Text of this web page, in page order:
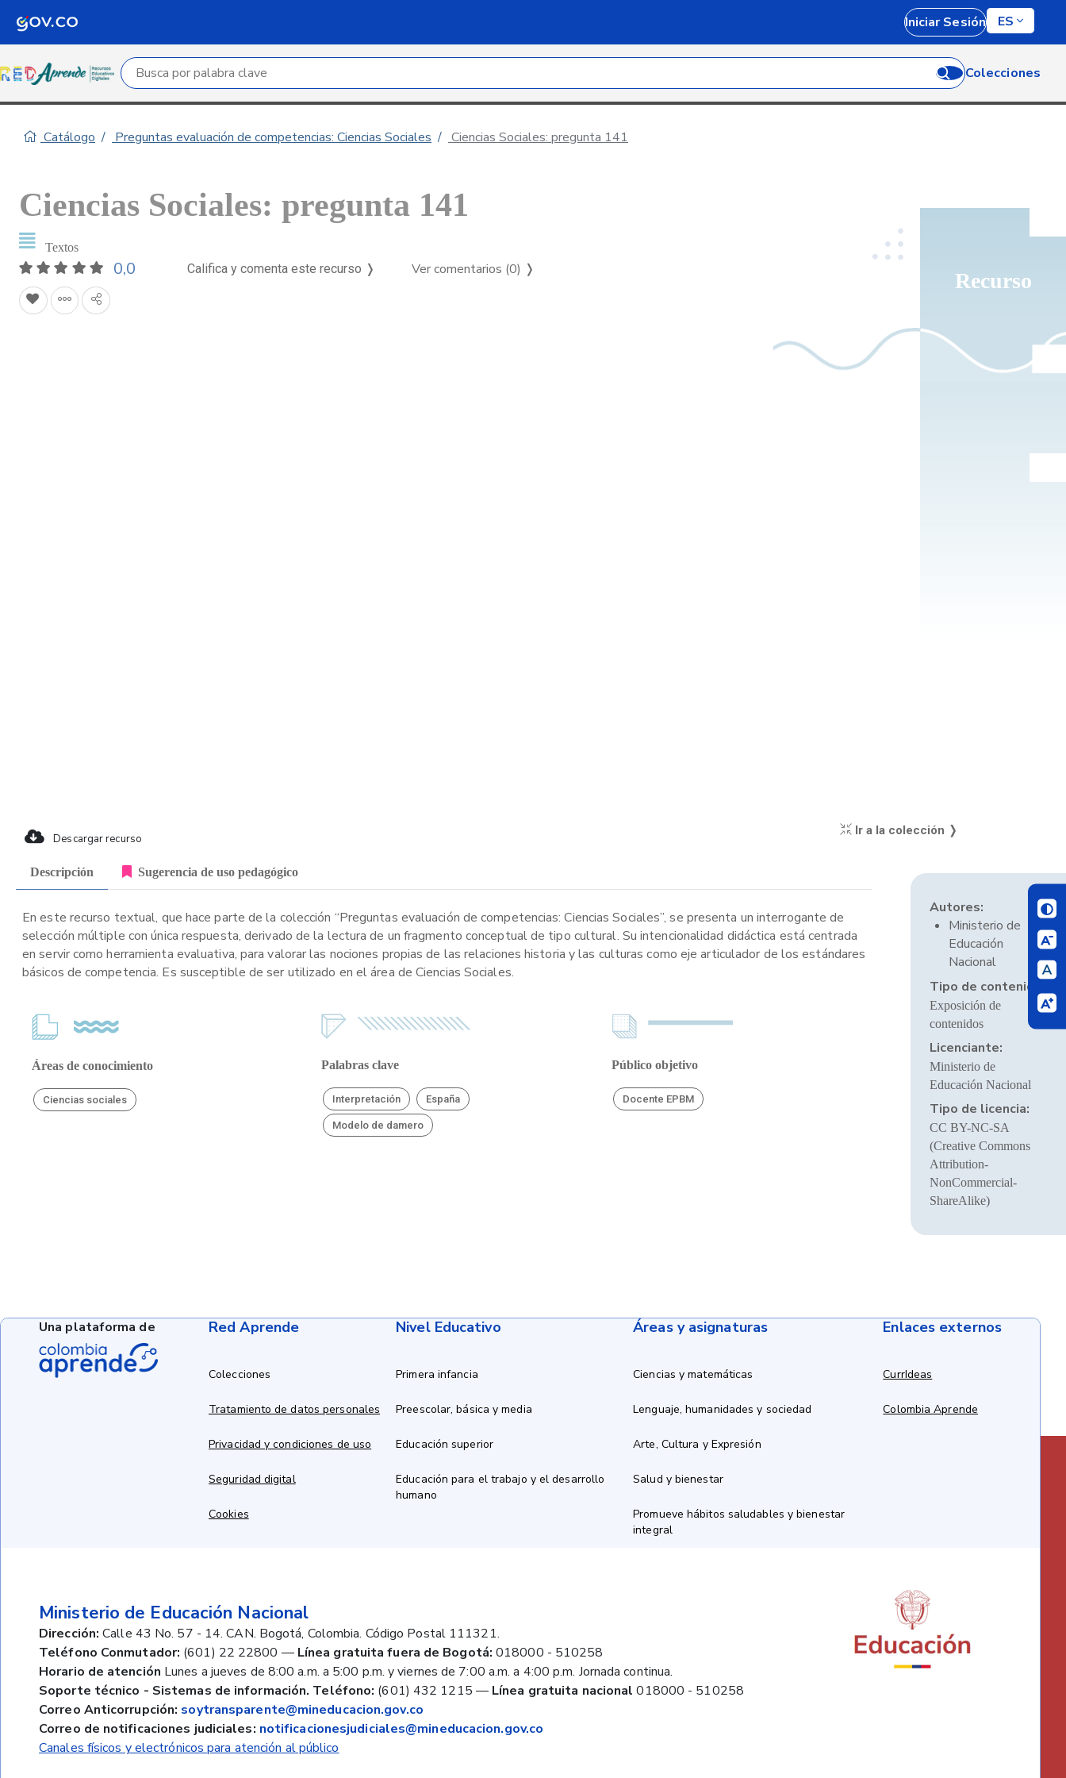
Iniciar Sesión ES
Campo de búsqueda por palabra clave Colecciones
Catálogo Preguntas evaluación de competencias: Ciencias Sociales Ciencias Sociales: pregunta 141
Recurso
Ciencias Sociales: pregunta 141
Textos
0,0 Califica y comenta este recurso ❭ Ver comentarios (0) ❭
Descargar recurso
Ir a la colección ❭
Descripción Sugerencia de uso pedagógico
En este recurso textual, que hace parte de la colección “Preguntas evaluación de competencias: Ciencias Sociales”, se presenta un interrogante de
selección múltiple con única respuesta, derivado de la lectura de un fragmento conceptual de tipo cultural. Su intencionalidad didáctica está centrada
en servir como herramienta evaluativa, para valorar las nociones propias de las relaciones historia y las culturas como eje articulador de los estándares
básicos de competencia. Es susceptible de ser utilizado en el área de Ciencias Sociales.
Áreas de conocimiento
Ciencias sociales
Palabras clave
Interpretación España
Modelo de damero
Público objetivo
Docente EPBM
Autores:
Ministerio de
Educación
Nacional
Tipo de contenido:
Exposición de
contenidos
Licenciante:
Ministerio de
Educación Nacional
Tipo de licencia:
CC BY-NC-SA
(Creative Commons
Attribution-
NonCommercial-
ShareAlike)
Red Aprende
Colecciones
Tratamiento de datos personales
Privacidad y condiciones de uso
Seguridad digital
Cookies
Nivel Educativo
Primera infancia
Preescolar, básica y media
Educación superior
Educación para el trabajo y el desarrollo
humano
Áreas y asignaturas
Ciencias y matemáticas
Lenguaje, humanidades y sociedad
Arte, Cultura y Expresión
Salud y bienestar
Promueve hábitos saludables y bienestar
integral
Enlaces externos
CurrIdeas
Colombia Aprende
Ministerio de Educación Nacional
Dirección: Calle 43 No. 57 - 14. CAN. Bogotá, Colombia. Código Postal 111321.
Teléfono Conmutador: (601) 22 22800 — Línea gratuita fuera de Bogotá: 018000 - 510258
Horario de atención Lunes a jueves de 8:00 a.m. a 5:00 p.m. y viernes de 7:00 a.m. a 4:00 p.m. Jornada continua.
Soporte técnico - Sistemas de información. Teléfono: (601) 432 1215 — Línea gratuita nacional 018000 - 510258
Correo Anticorrupción: soytransparente@mineducacion.gov.co
Correo de notificaciones judiciales: notificacionesjudiciales@mineducacion.gov.co
Canales físicos y electrónicos para atención al público
Una plataforma de